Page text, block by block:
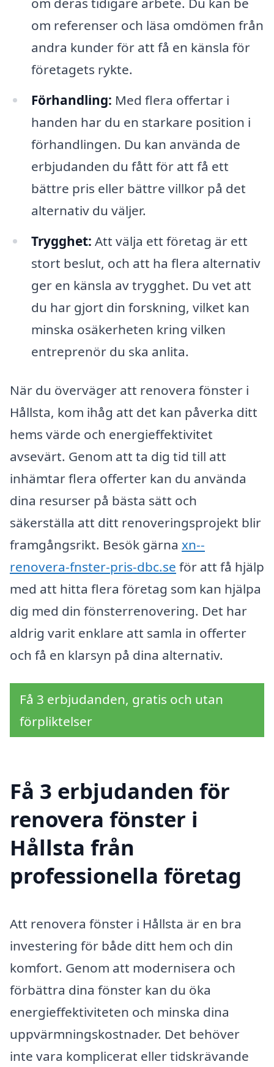
om referenser och läsa omdömen från
andra kunder för att få en känsla för
företagets rykte.
Förhandling: Med flera offertar i
handen har du en starkare position i
förhandlingen. Du kan använda de
erbjudanden du fått för att få ett
bättre pris eller bättre villkor på det
alternativ du väljer.
Trygghet: Att välja ett företag är ett
stort beslut, och att ha flera alternativ
ger en känsla av trygghet. Du vet att
du har gjort din forskning, vilket kan
minska osäkerheten kring vilken
entreprenör du ska anlita.
När du överväger att renovera fönster i
Hållsta, kom ihåg att det kan påverka ditt
hems värde och energieffektivitet
avsevärt. Genom att ta dig tid till att
inhämtar flera offerter kan du använda
dina resurser på bästa sätt och
säkerställa att ditt renoveringsprojekt blir
framgångsrikt. Besök gärna xn--
renovera-fnster-pris-dbc.se för att få hjälp
med att hitta flera företag som kan hjälpa
dig med din fönsterrenovering. Det har
aldrig varit enklare att samla in offerter
och få en klarsyn på dina alternativ.
Få 3 erbjudanden, gratis och utan
förpliktelser
Få 3 erbjudanden för
renovera fönster i
Hållsta från
professionella företag
Att renovera fönster i Hållsta är en bra
investering för både ditt hem och din
komfort. Genom att modernisera och
förbättra dina fönster kan du öka
energieffektiviteten och minska dina
uppvärmningskostnader. Det behöver
inte vara komplicerat eller tidskrävande